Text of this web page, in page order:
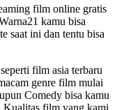
film online gratis
kamu bisa
saat ini dan tentu bisa
film asia terbaru
genre film mulai
Comedy bisa kamu
Kualitas film yang kami